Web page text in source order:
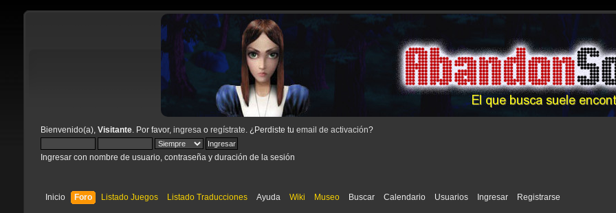
Bienvenido(a), Visitante. Por favor, ingresa o regístrate . ¿Perdiste tu email de activación?
Ingresar con nombre de usuario, contraseña y duración de la sesión
Inicio Foro Listado Juegos Listado Traducciones Ayuda Wiki Museo Buscar Calendario Usuarios Ingresar Registrarse